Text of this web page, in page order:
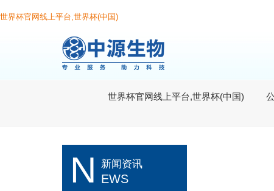
世界杯官网线上平台,世界杯(中国)
世界杯官网线上平台,世界杯(中国)
N 新闻资讯
EWS